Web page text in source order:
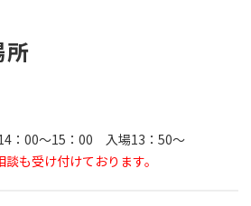
所
：00～15：00 入場13：50～
も受け付けております。